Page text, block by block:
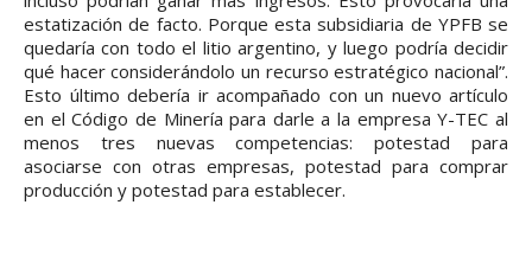
estatización de facto. Porque esta subsidiaria de YPFB se
quedaría con todo el litio argentino, y luego podría decidir
qué hacer considerándolo un recurso estratégico nacional”.
Esto último debería ir acompañado con un nuevo artículo
en el Código de Minería para darle a la empresa Y-TEC al
menos tres nuevas competencias: potestad para
asociarse con otras empresas, potestad para comprar
producción y potestad para establecer.